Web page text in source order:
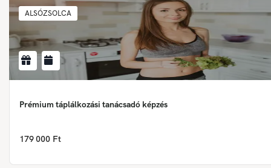
ALSÓZSOLCA
Prémium táplálkozási tanácsadó képzés
179 000 Ft